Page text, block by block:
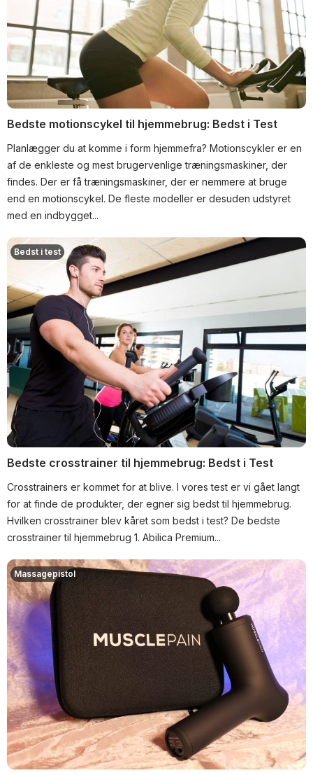
Bedste motionscykel til hjemmebrug: Bedst i Test
Planlægger du at komme i form hjemmefra? Motionscykler er en
af de enkleste og mest brugervenlige træningsmaskiner, der
findes. Der er få træningsmaskiner, der er nemmere at bruge
end en motionscykel. De fleste modeller er desuden udstyret
med en indbygget...
Bedste crosstrainer til hjemmebrug: Bedst i Test
Crosstrainers er kommet for at blive. I vores test er vi gået langt
for at finde de produkter, der egner sig bedst til hjemmebrug.
Hvilken crosstrainer blev kåret som bedst i test? De bedste
crosstrainer til hjemmebrug 1. Abilica Premium...
Bedst i test
Massagepistol